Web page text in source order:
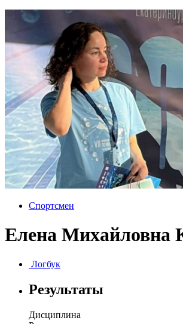
Спортсмен
Елена Михайловна
Логбук
Результаты
Дисциплина